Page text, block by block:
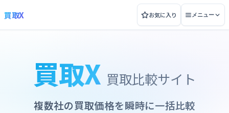
買取X お気に入り メニュー
買取X 買取比較サイト
複数社の買取価格を瞬時に一括比較